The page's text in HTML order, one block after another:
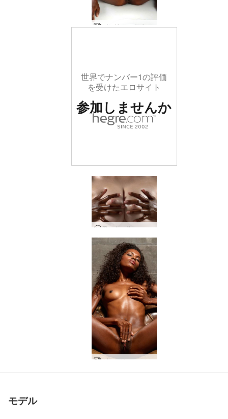
バレリー オイリータッチ
世界でナンバー1の評価
を受けたエロサイト
参加しませんか
黒と白の胸マッサージ
ヴァレリー モデルの情熱
ヴァレリー・バリウム
カプリース＆バレリー 性的魅力
カプリース＆バレリー ６９
カプリース＆バレリー ミッショナリポーズ
世界でナンバー1の評価
を受けたエロサイト
参加しませんか
バレリー 三本指
バレリー 深いエロチックマッサージ
見つめるヴァレリー・ヨニ
バレリー＆マイク手とグローブのように
キャンディス カプリース バレリー ３ギャル ゴーンワイルド
ファーストリリースマッサージ
世界でナンバー1の評価
を受けたエロサイト
参加しませんか
モーリシャス・トロピカル・マッサージ
黒魔法マッサージ
ヴァレリー・フライング
ヴァレリーの完璧なポージング
動物化されたヴァレリー
世界でナンバー1の評価
を受けたエロサイト
参加しませんか
バレリー 産婦人科エクササイズ
バレリー ピンクパンサー
キキ＆バレリーセクシーな６９
キキ バレリー 強烈な異人種間
カプリース＆バレリー ジングジャング
チョコレートオルガズムマッサージ
バレリー 黒魔術
ヴァレリー ベスト オブ スタジオ ヌード
ヴァレリーの身も心も
ヴァレリー強烈な刺激
世界でナンバー1の評価
を受けたエロサイト
参加しませんか
キャンディス、カプリース＆バレリー セックス パート１
バレリー ブラックゴールド
バレリー 窓の光
ヴァレリー・ワイルド・ウーマン
ヴァレリーのお尻とアフロ
ヴァレリー ウェット ドリーム
世界でナンバー1の評価
を受けたエロサイト
参加しませんか
ヴァレリーの医学的展望
バレリー レギング
キキがバレリーにクリーミング
キキ バレリー プッシーパワー
バレリー 尻の芸術
バレリー ストラップでタイト
世界でナンバー1の評価
を受けたエロサイト
参加しませんか
バレリー ハンモックパート２
モデル